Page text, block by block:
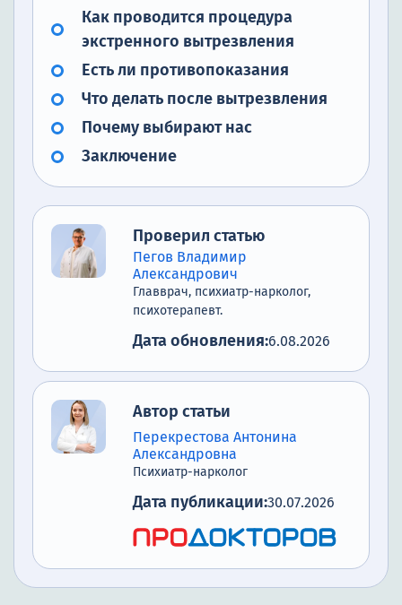
Как проводится процедура
экстренного вытрезвления
Есть ли противопоказания
Что делать после вытрезвления
Почему выбирают нас
Заключение
Проверил статью
Пегов Владимир
Александрович
Главврач, психиатр-нарколог,
психотерапевт.
Дата обновления:6.08.2026
Автор статьи
Перекрестова Антонина
Александровна
Психиатр-нарколог
Дата публикации:30.07.2026